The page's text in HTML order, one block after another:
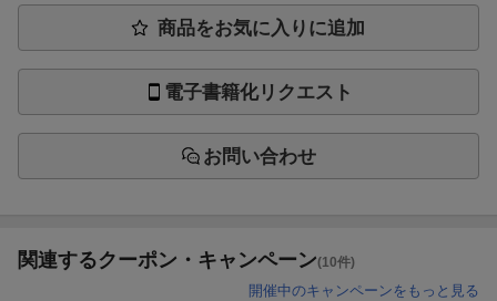
商品をお気に入りに追加
電子書籍化リクエスト
お問い合わせ
関連するクーポン・キャンペーン(10件)
開催中のキャンペーンをもっと見る